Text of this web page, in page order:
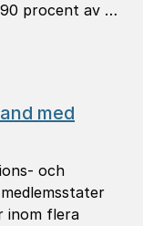
procent av …
med
och
inom flera